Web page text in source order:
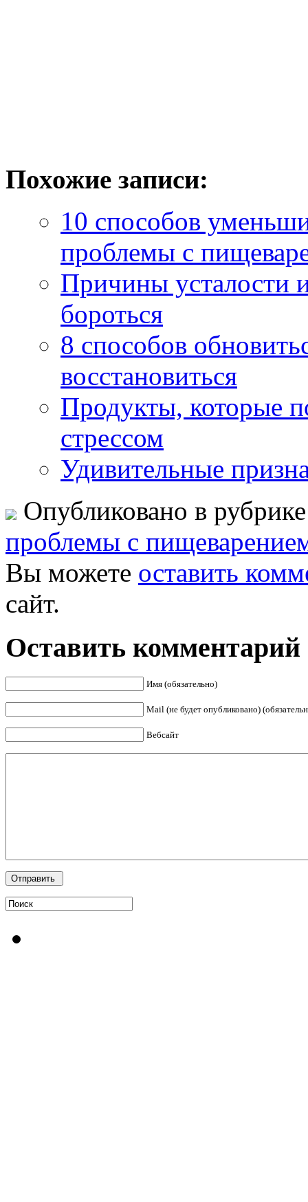
Похожие записи:
10 способов
проблемы с
Причины усталости
бороться
8 способов
восстановиться
Продукты, которые
стрессом
Удивительные
Опубликовано в
проблемы с
Вы можете оставить
сайт.
Оставить комментарий
Имя (обязательно)
Mail (не будет опубликовано)
Вебсайт